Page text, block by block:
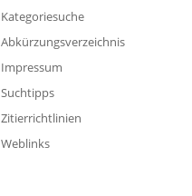
Kategoriesuche
Abkürzungsverzeichnis
Impressum
Suchtipps
Zitierrichtlinien
Weblinks